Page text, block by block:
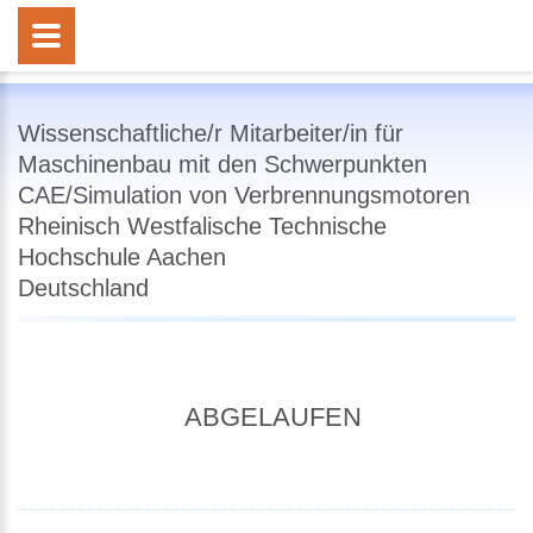
Wissenschaftliche/r Mitarbeiter/in für
Maschinenbau mit den Schwerpunkten
CAE/Simulation von Verbrennungsmotoren
Rheinisch Westfalische Technische
Hochschule Aachen
Deutschland
ABGELAUFEN